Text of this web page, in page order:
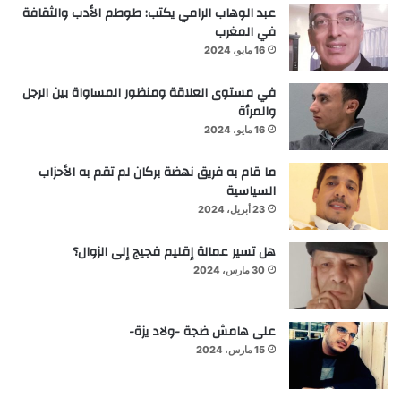
عبد الوهاب الرامي يكتب: طوطم الأدب والثقافة
في المغرب
16 مايو، 2024
في مستوى العلاقة ومنظور المساواة بين الرجل
والمرأة
16 مايو، 2024
ما قام به فريق نهضة بركان لم تقم به الأحزاب
السياسية
23 أبريل، 2024
هل تسير عمالة إقليم فجيج إلى الزوال؟
30 مارس، 2024
على هامش ضجة -ولاد يزة-
15 مارس، 2024